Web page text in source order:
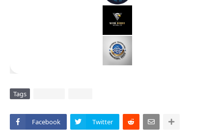
Tags
Facebook Twitter